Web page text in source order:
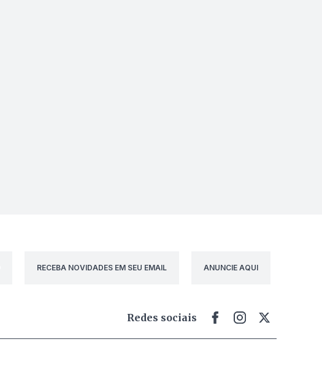
RECEBA NOVIDADES EM SEU EMAIL ANUNCIE AQUI
Redes sociais